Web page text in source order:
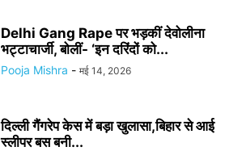
Delhi Gang Rape पर भड़कीं देवोलीना
भट्टाचार्जी, बोलीं- ‘इन दरिंदों को...
Pooja Mishra - मई 14, 2026
दिल्ली गैंगरेप केस में बड़ा खुलासा,बिहार से आई
स्लीपर बस बनी...